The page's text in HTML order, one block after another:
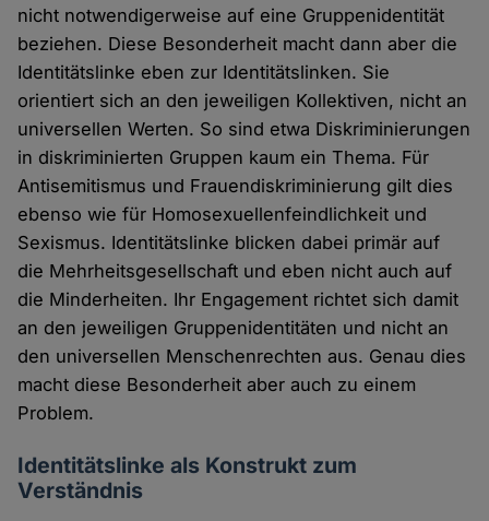
nicht notwendigerweise auf eine Gruppenidentität
beziehen. Diese Besonderheit macht dann aber die
Identitätslinke eben zur Identitätslinken. Sie
orientiert sich an den jeweiligen Kollektiven, nicht an
universellen Werten. So sind etwa Diskriminierungen
in diskriminierten Gruppen kaum ein Thema. Für
Antisemitismus und Frauendiskriminierung gilt dies
ebenso wie für Homosexuellenfeindlichkeit und
Sexismus. Identitätslinke blicken dabei primär auf
die Mehrheitsgesellschaft und eben nicht auch auf
die Minderheiten. Ihr Engagement richtet sich damit
an den jeweiligen Gruppenidentitäten und nicht an
den universellen Menschenrechten aus. Genau dies
macht diese Besonderheit aber auch zu einem
Problem.
Identitätslinke als Konstrukt zum
Verständnis